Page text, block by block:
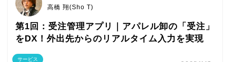
サービス
高橋 翔(Sho T)
第1回：受注管理アプリ｜アパレル卸の「受注」
をDX！外出先からのリアルタイム入力を実現